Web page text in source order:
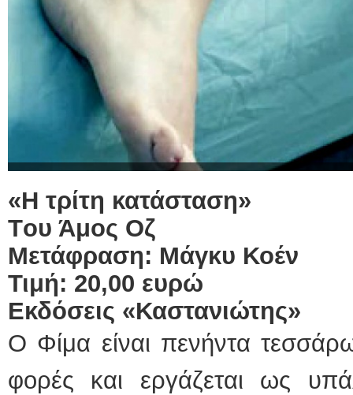
«Η τρίτη κατάσταση»
Tου Άμος Οζ
Μετάφραση: Μάγκυ Κοέν
Τιμή: 20,00 ευρώ
Εκδόσεις «Καστανιώτης»
Ο Φίμα είναι πενήντα
φορές και εργάζεται ως